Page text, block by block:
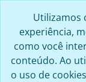
Utilizamos
experiência,
como você
conteúdo. Ao
o uso de